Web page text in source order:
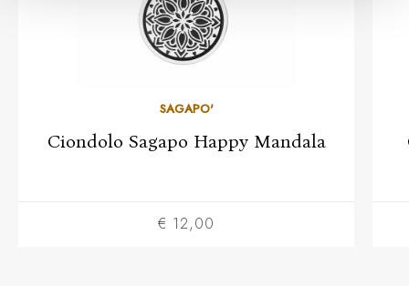
SAGAPO'
Ciondolo Sagapo Happy Mandala
€ 12,00